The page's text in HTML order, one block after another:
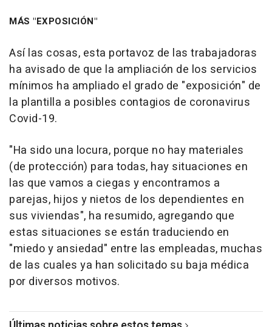
MÁS "EXPOSICIÓN"
Así las cosas, esta portavoz de las trabajadoras
ha avisado de que la ampliación de los servicios
mínimos ha ampliado el grado de "exposición" de
la plantilla a posibles contagios de coronavirus
Covid-19.
"Ha sido una locura, porque no hay materiales
(de protección) para todas, hay situaciones en
las que vamos a ciegas y encontramos a
parejas, hijos y nietos de los dependientes en
sus viviendas", ha resumido, agregando que
estas situaciones se están traduciendo en
"miedo y ansiedad" entre las empleadas, muchas
de las cuales ya han solicitado su baja médica
por diversos motivos.